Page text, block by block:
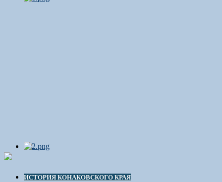
ИСТОРИЯ КОНАКОВСКОГО КРАЯ